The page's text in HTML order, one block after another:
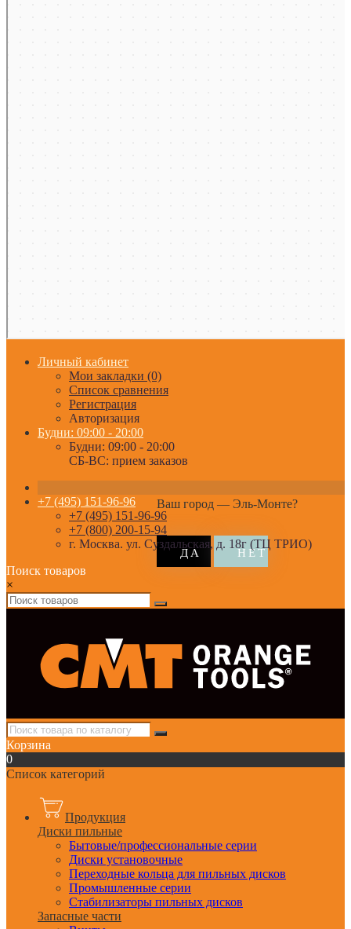
Личный кабинет
Мои закладки (0)
Список сравнения
Регистрация
Авторизация
Будни: 09:00 - 20:00
Будни: 09:00 - 20:00
СБ-ВС: прием заказов
Ваш город — Эль-Монте?
+7 (495) 151-96-96
+7 (495) 151-96-96
+7 (800) 200-15-94
г. Москва. ул. Суздальская, д. 18г (ТЦ ТРИО)
Поиск товаров
×
Корзина
0
Список категорий
Продукция
Диски пильные
Бытовые/профессиональные серии
Диски установочные
Переходные кольца для пильных дисков
Промышленные серии
Стабилизаторы пильных дисков
Запасные части